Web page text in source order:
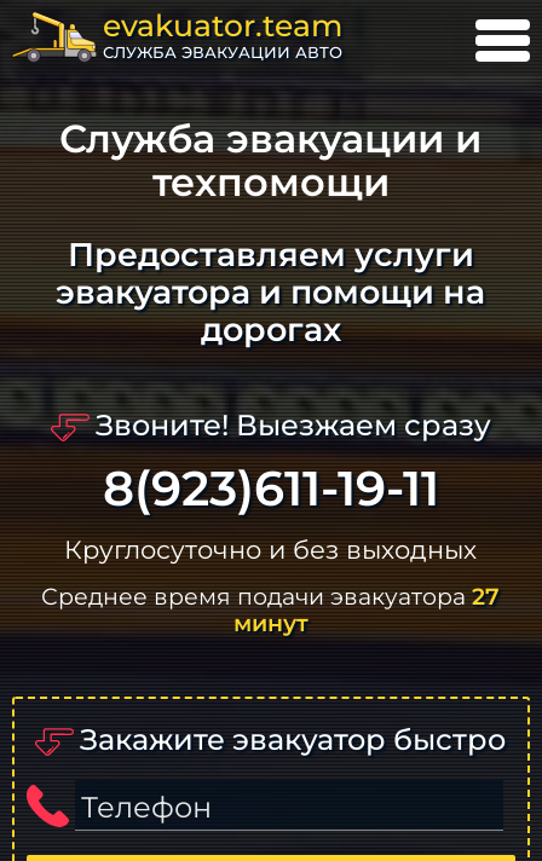
evakuator.team
СЛУЖБА ЭВАКУАЦИИ АВТО
Служба эвакуации и
техпомощи
Предоставляем услуги
эвакуатора и помощи на
дорогах
Звоните! Выезжаем сразу
8(923)611-19-11
Круглосуточно и без выходных
Среднее время подачи эвакуатора27
минут
Закажите эвакуатор быстро
Телефон